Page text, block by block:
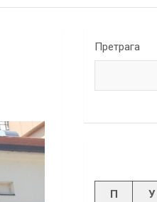
Претрага
П У